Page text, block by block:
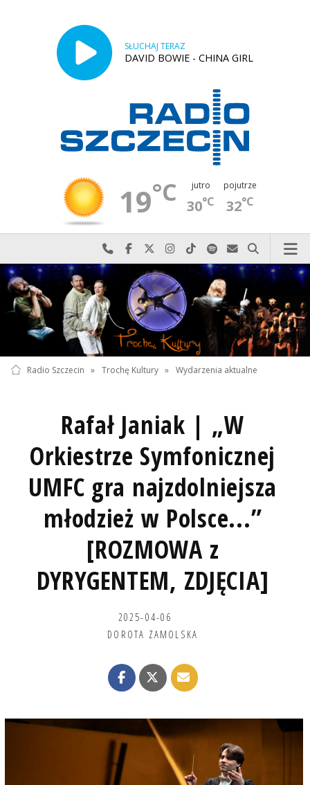
SŁUCHAJ TERAZ
DAVID BOWIE - CHINA GIRL
19°C jutro
30°C
pojutrze
32°C
Najlepiej po prostu do nas zadzwoń
Odwiedź nas na Facebook-u
Odwiedź nas na X
Odwiedź nas na Instagram-ie
Odwiedź nas na TikTok-u
Szukaj nas na Spotify
Wyślij do nas
Szukaj
Radio Szczecin » Trochę Kultury » Wydarzenia aktualne
Rafał Janiak | „W
Orkiestrze Symfonicznej
UMFC gra najzdolniejsza
młodzież w Polsce...”
[ROZMOWA z
DYRYGENTEM, ZDJĘCIA]
2025-04-06
DOROTA ZAMOLSKA